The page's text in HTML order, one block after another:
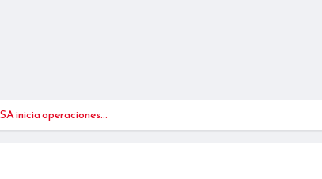
inicia operaciones…